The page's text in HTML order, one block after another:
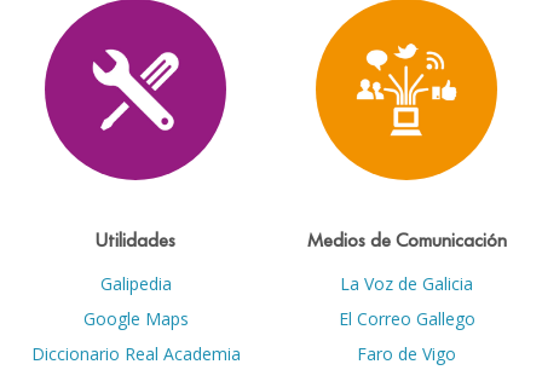
Utilidades
Galipedia
Google Maps
Diccionario Real Academia
Medios de Comunicación
La Voz de Galicia
El Correo Gallego
Faro de Vigo